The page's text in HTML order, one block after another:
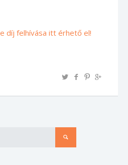
díj felhívása itt érhető el!